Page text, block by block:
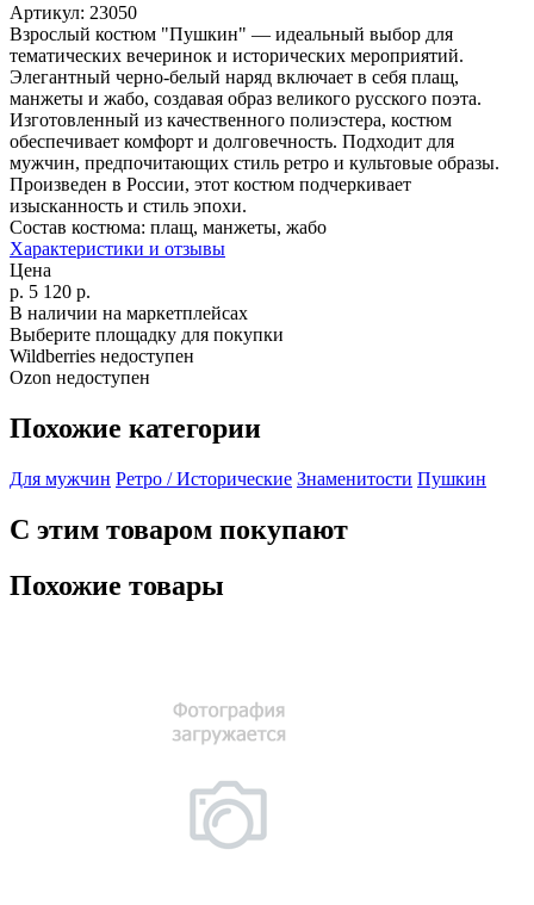
Артикул: 23050
Взрослый костюм "Пушкин" — идеальный выбор для
тематических вечеринок и исторических мероприятий.
Элегантный черно-белый наряд включает в себя плащ,
манжеты и жабо, создавая образ великого русского поэта.
Изготовленный из качественного полиэстера, костюм
обеспечивает комфорт и долговечность. Подходит для
мужчин, предпочитающих стиль ретро и культовые образы.
Произведен в России, этот костюм подчеркивает
изысканность и стиль эпохи.
Состав костюма: плащ, манжеты, жабо
Характеристики и отзывы
Цена
р. 5 120 р.
В наличии на маркетплейсах
Выберите площадку для покупки
Wildberries недоступен
Ozon недоступен
Похожие категории
Для мужчин Ретро / Исторические Знаменитости Пушкин
С этим товаром покупают
Похожие товары